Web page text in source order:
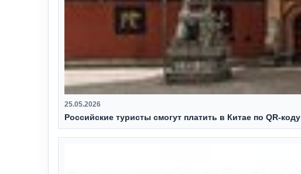
25.05.2026
Российские туристы смогут платить в Китае по QR‑коду